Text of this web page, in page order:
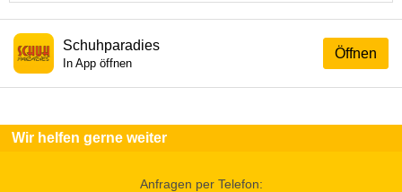
Öffnen
Schuhparadies
In App öffnen
Wir helfen gerne weiter
Anfragen per Telefon: